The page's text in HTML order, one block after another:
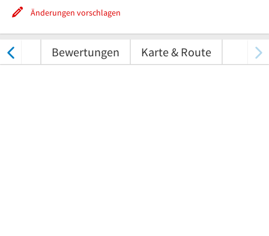
Änderungen vorschlagen
Bewertungen Karte & Route